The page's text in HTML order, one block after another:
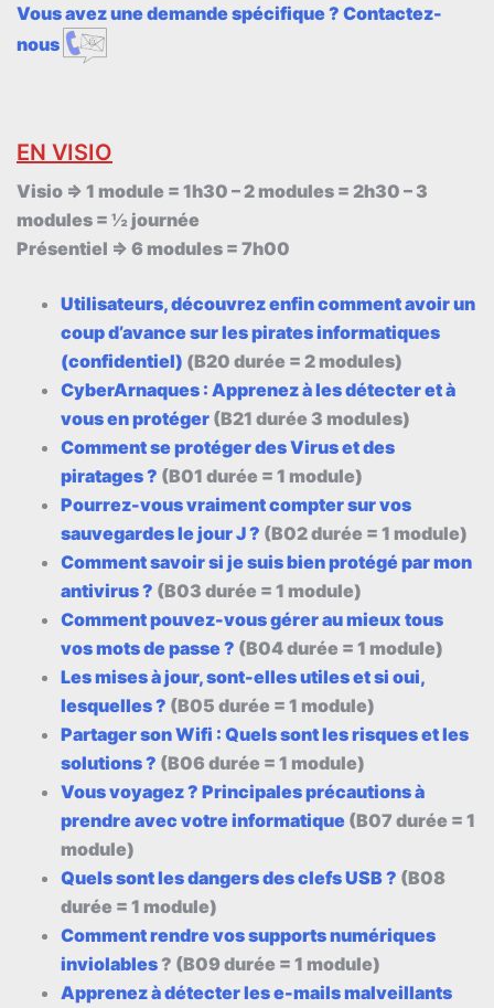
Vous avez une demande spécifique ? Contactez-
nous
EN VISIO
Visio => 1 module = 1h30 – 2 modules = 2h30 – 3
modules = ½ journée
Présentiel => 6 modules = 7h00
Utilisateurs, découvrez enfin comment avoir un
coup d’avance sur les pirates informatiques
(confidentiel) (B20 durée = 2 modules)
CyberArnaques : Apprenez à les détecter et à
vous en protéger (B21 durée 3 modules)
Comment se protéger des Virus etdes
piratages ? (B01 durée = 1 module)
Pourrez-vous vraiment compter sur vos
sauvegardes le jour J ? (B02 durée = 1 module)
Comment savoir si je suis bien protégé par mon
antivirus ? (B03 durée = 1 module)
Comment pouvez-vous gérer au mieux tous
vos mots de passe ? (B04 durée = 1 module)
Les mises à jour, sont-elles utiles et si oui,
lesquelles ? (B05 durée = 1 module)
Partager son Wifi : Quels sont les risques et les
solutions ? (B06 durée = 1 module)
Vous voyagez ? Principales précautions à
prendre avec votre informatique (B07 durée = 1
module)
Quels sont les dangers des clefs USB ? (B08
durée = 1 module)
Comment rendre vos supports numériques
inviolables? (B09 durée = 1 module)
Apprenez à détecter les e-mails malveillants